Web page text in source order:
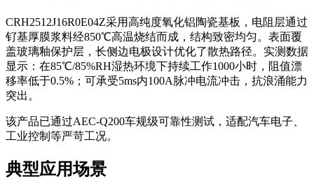
CRH2512J16R0E04Z采用高纯度氧化铝陶瓷基板，电阻层通过
钌基厚膜浆料经850℃高温烧结而成，结构致密均匀。表面覆
盖玻璃釉保护层，长侧边电极设计优化了散热路径。实测数据
显示：在85℃/85%RH湿热环境下持续工作1000小时，阻值漂
移率低于0.5%；可承受5ms内100A脉冲电流冲击，抗浪涌能力
突出。
该产品已通过AEC-Q200车规级可靠性测试，适配汽车电子、
工业控制等严苛工况。
典型应用场景